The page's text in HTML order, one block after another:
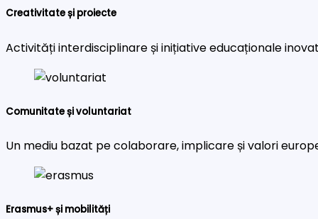
Creativitate și proiecte
Activități interdisciplinare și inițiative educaționale
Comunitate și voluntariat
Un mediu bazat pe colaborare, implicare și valori
Erasmus+ și mobilități